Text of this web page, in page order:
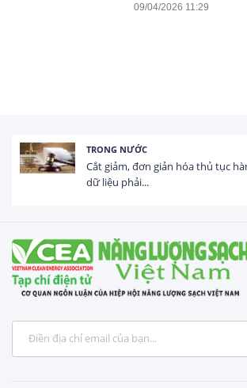
09/04/2026 11:29
HOẠT ĐỘNG ĐẦU TƯ
Tổng vốn FDI đăng ký vào Việt
USD trong 5 tháng...